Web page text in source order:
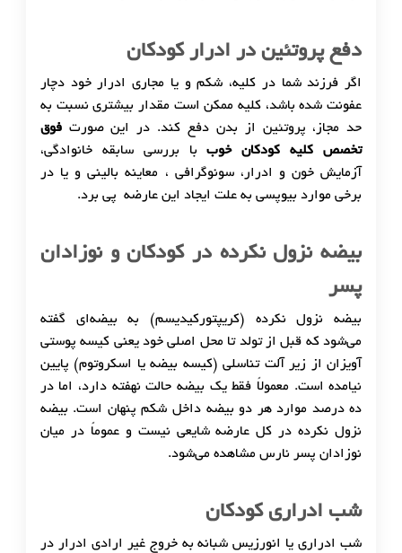
دفع پروتئین در ادرار کودکان
اگر فرزند شما در کلیه، شکم و یا مجاری ادرار خود دچار
عفونت شده باشد، کلیه ممکن است مقدار بیشتری نسبت به
حد مجاز، پروتئین از بدن دفع کند. در این صورتفوق
تخصص کلیه کودکان خوببا بررسی سابقه خانوادگی،
آزمایش خون و ادرار، سونوگرافی ، معاینه بالینی و یا در
برخی موارد بیوپسی به علت ایجاد این عارضه پی برد.
بیضه نزول نکرده در کودکان و نوزادان
پسر
بیضه نزول نکرده (کریپتورکیدیسم) به بیضه‌ای گفته
می‌شود که قبل از تولد تا محل اصلی خود یعنی کیسه پوستی
آویزان از زیر آلت تناسلی (کیسه بیضه یا اسکروتوم) پایین
نیامده است. معمولاً فقط یک بیضه حالت نهفته دارد، اما در
ده درصد موارد هر دو بیضه داخل شکم پنهان است. بیضه
نزول نکرده در کل عارضه شایعی نیست و عموماً در میان
نوزادان پسر نارس مشاهده می‌شود.
شب ادراری کودکان
شب ادراری یا انورزیس شبانه به خروج غیر ارادی ادرار در